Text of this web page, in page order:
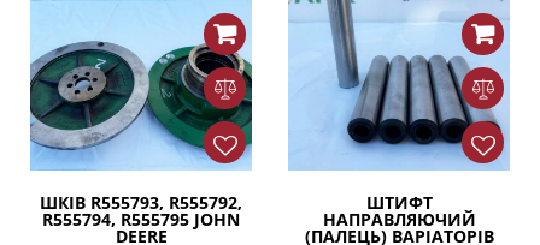
ШКІВ R555793, R555792,
R555794, R555795 JOHN
DEERE
ШТИФТ
НАПРАВЛЯЮЧИЙ
(ПАЛЕЦЬ) ВАРІАТОРІВ